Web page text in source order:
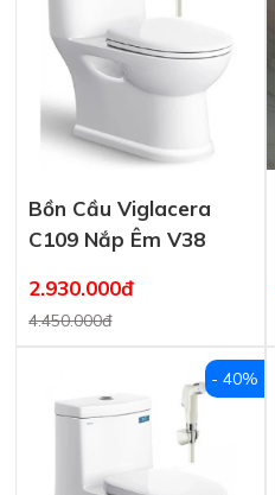
Bồn Cầu Viglacera
C109 Nắp Êm V38
2.930.000đ
4.450.000đ
- 40%